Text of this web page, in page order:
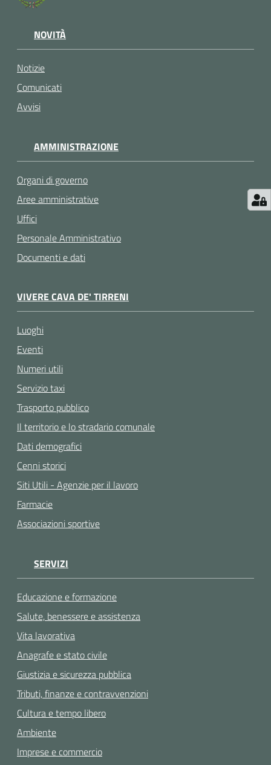
NOVITÀ
Notizie
Comunicati
Avvisi
AMMINISTRAZIONE
Organi di governo
Aree amministrative
Uffici
Personale Amministrativo
Documenti e dati
VIVERE CAVA DE' TIRRENI
Luoghi
Eventi
Numeri utili
Servizio taxi
Trasporto pubblico
Il territorio e lo stradario comunale
Dati demografici
Cenni storici
Siti Utili - Agenzie per il lavoro
Farmacie
Associazioni sportive
SERVIZI
Educazione e formazione
Salute, benessere e assistenza
Vita lavorativa
Anagrafe e stato civile
Giustizia e sicurezza pubblica
Tributi, finanze e contravvenzioni
Cultura e tempo libero
Ambiente
Imprese e commercio